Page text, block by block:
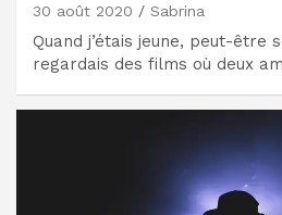
30 août 2020 Sabrina
Quand j’étais jeune, peut-être
regardais des films où deux